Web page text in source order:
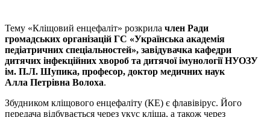
Тему «Кліщовий енцефаліт» розкрила член Ради
громадських організацій ГС «Українська академія
педіатричних спеціальностей», завідувачка кафедри
дитячих інфекційних хвороб та дитячої імунології НУОЗУ
ім. П.Л. Шупика, професор, доктор медичних наук
Алла Петрівна Волоха.
Збудником кліщового енцефаліту (КЕ) є флавівірус. Його
передача відбувається через укус кліща, а також через